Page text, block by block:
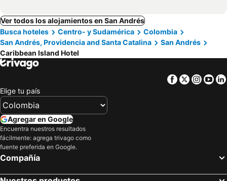
Ver todos los alojamientos en San Andrés
Busca hoteles
Centro- y Sudamérica
Colombia
San Andrés, Providencia and Santa Catalina
San Andrés
Caribbean Island Hotel
Facebook
Twitter
Elige tu país
Agregar en Google
Encuentra nuestros resultados
fácilmente: agrega trivago como
fuente preferida en Google.
Compañía